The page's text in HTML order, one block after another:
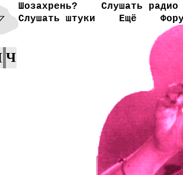
Шозахрень?
Слушать радио
Слушать штуки
Ещё
Ч